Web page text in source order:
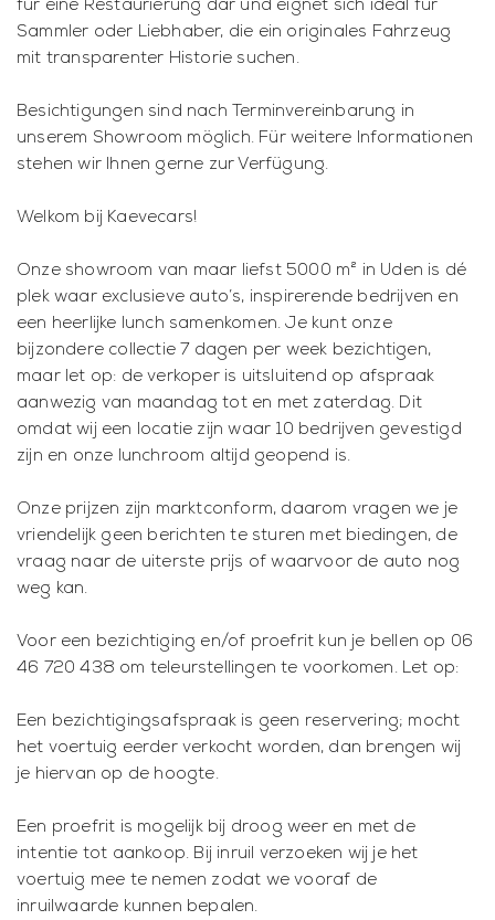
für eine Restaurierung dar und eignet sich ideal für
Sammler oder Liebhaber, die ein originales Fahrzeug
mit transparenter Historie suchen.
Besichtigungen sind nach Terminvereinbarung in
unserem Showroom möglich. Für weitere Informationen
stehen wir Ihnen gerne zur Verfügung.
Welkom bij Kaevecars!
Onze showroom van maar liefst 5000 m² in Uden is dé
plek waar exclusieve auto’s, inspirerende bedrijven en
een heerlijke lunch samenkomen. Je kunt onze
bijzondere collectie 7 dagen per week bezichtigen,
maar let op: de verkoper is uitsluitend op afspraak
aanwezig van maandag tot en met zaterdag. Dit
omdat wij een locatie zijn waar 10 bedrijven gevestigd
zijn en onze lunchroom altijd geopend is.
Onze prijzen zijn marktconform, daarom vragen we je
vriendelijk geen berichten te sturen met biedingen, de
vraag naar de uiterste prijs of waarvoor de auto nog
weg kan.
Voor een bezichtiging en/of proefrit kun je bellen op 06
46 720 438 om teleurstellingen te voorkomen. Let op:
Een bezichtigingsafspraak is geen reservering; mocht
het voertuig eerder verkocht worden, dan brengen wij
je hiervan op de hoogte.
Een proefrit is mogelijk bij droog weer en met de
intentie tot aankoop. Bij inruil verzoeken wij je het
voertuig mee te nemen zodat we vooraf de
inruilwaarde kunnen bepalen.